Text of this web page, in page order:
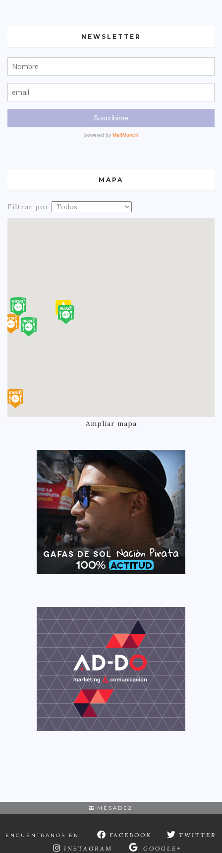
NEWSLETTER
MAPA
Filtrar por
Ampliar mapa
MESADE2
ENCUÉNTRANOS EN: FACEBOOK
TWITTER
INSTAGRAM
GOOGLE+